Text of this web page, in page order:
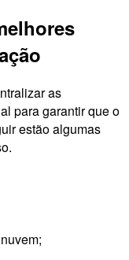
as
para garantir que o
estão algumas